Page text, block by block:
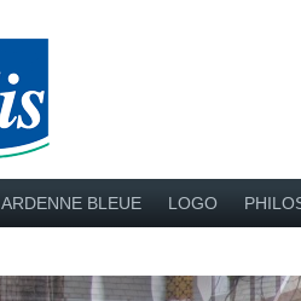
ARDENNE BLEUE LOGO